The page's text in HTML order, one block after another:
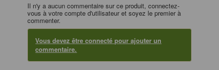
Il n'y a aucun commentaire sur ce produit, connectez-
vous à votre compte d'utilisateur et soyez le premier à
commenter.
Vous devez être connecté pour ajouter un
commentaire.